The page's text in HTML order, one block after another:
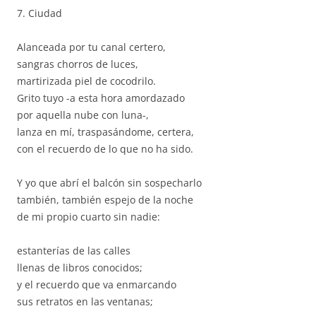
7. Ciudad
Alanceada por tu canal certero,
sangras chorros de luces,
martirizada piel de cocodrilo.
Grito tuyo -a esta hora amordazado
por aquella nube con luna-,
lanza en mí, traspasándome, certera,
con el recuerdo de lo que no ha sido.
Y yo que abrí el balcón sin sospecharlo
también, también espejo de la noche
de mi propio cuarto sin nadie:
estanterías de las calles
llenas de libros conocidos;
y el recuerdo que va enmarcando
sus retratos en las ventanas;